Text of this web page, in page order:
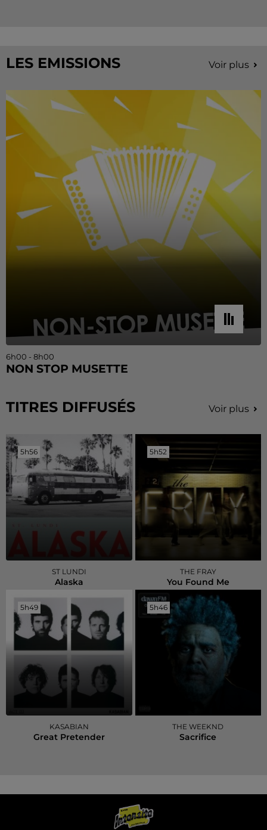
LES EMISSIONS Voir plus
6h00 - 8h00
NON STOP MUSETTE
TITRES DIFFUSÉS Voir plus
5h56
5h56
ST LUNDI
Alaska
5h52
5h52
THE FRAY
You Found Me
5h49
5h49
KASABIAN
Great Pretender
5h46
5h46
THE WEEKND
Sacrifice